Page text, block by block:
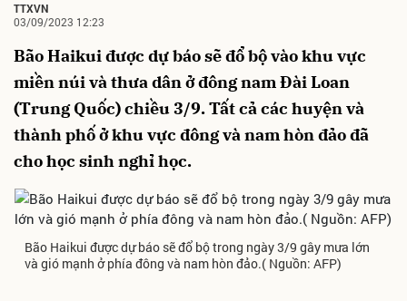
TTXVN
03/09/2023 12:23
Bão Haikui được dự báo sẽ đổ bộ vào khu vực
miền núi và thưa dân ở đông nam Đài Loan
(Trung Quốc) chiều 3/9. Tất cả các huyện và
thành phố ở khu vực đông và nam hòn đảo đã
cho học sinh nghỉ học.
Bão Haikui được dự báo sẽ đổ bộ trong ngày 3/9 gây mưa lớn
và gió mạnh ở phía đông và nam hòn đảo.( Nguồn: AFP)
Hủy Gửi